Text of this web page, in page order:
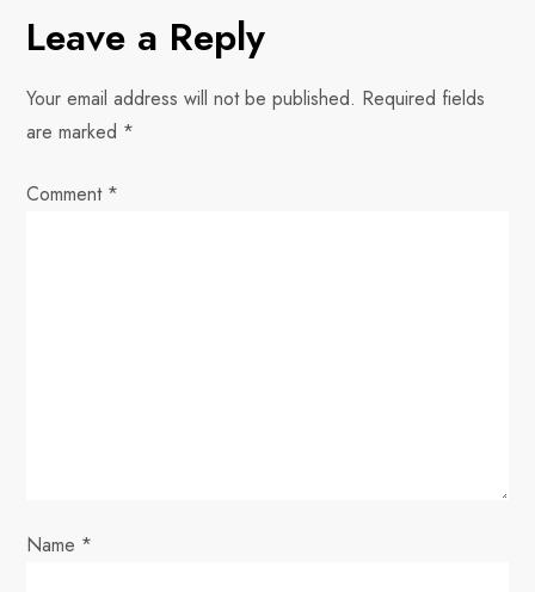
n
a
v
i
n
Leave a Reply
Your email address will not be published. Required fields
are marked *
Comment *
Name *